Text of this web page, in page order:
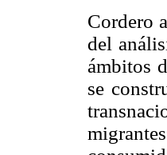
Cordero
del
ámbitos
se